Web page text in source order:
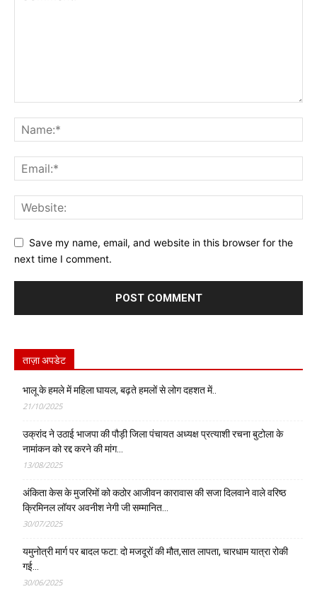
Save my name, email, and website in this browser for the
next time I comment.
ताज़ा अपडेट
भालू के हमले में महिला घायल, बढ़ते हमलों से लोग दहशत में..
21/10/2025
उक्रांद ने उठाई भाजपा की पौड़ी जिला पंचायत अध्यक्ष प्रत्याशी रचना बुटोला के
नामांकन को रद्द करने की मांग…
13/08/2025
अंकिता केस के मुजरिमों को कठोर आजीवन कारावास की सजा दिलवाने वाले वरिष्ठ
क्रिमिनल लॉयर अवनीश नेगी जी सम्मानित…
30/07/2025
यमुनोत्री मार्ग पर बादल फटा: दो मजदूरों की मौत,सात लापता, चारधाम यात्रा रोकी
गई…
30/06/2025